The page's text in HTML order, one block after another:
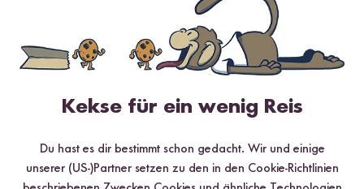
Jetzt sichern
*Das Digitale Rezeptbuch wird dir nach vollständiger Anmeldung zum Newsletter
Kekse für ein wenig Reis
Du hast es dir bestimmt schon gedacht. Wir und einige
unserer (US-)Partner setzen zu den in den Cookie-Richtlinien